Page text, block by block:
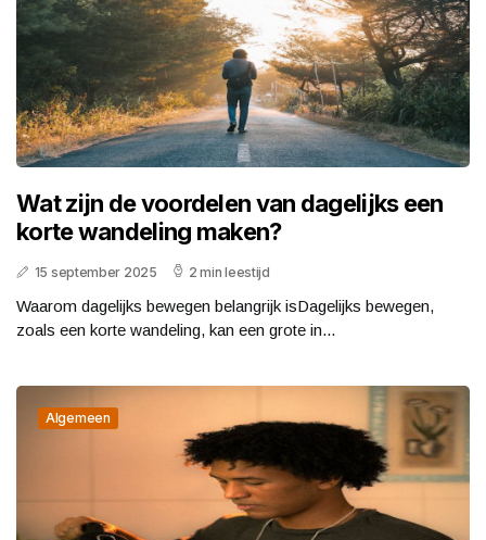
Wat zijn de voordelen van dagelijks een
korte wandeling maken?
15 september 2025 2 min leestijd
Waarom dagelijks bewegen belangrijk isDagelijks bewegen,
zoals een korte wandeling, kan een grote in...
Algemeen